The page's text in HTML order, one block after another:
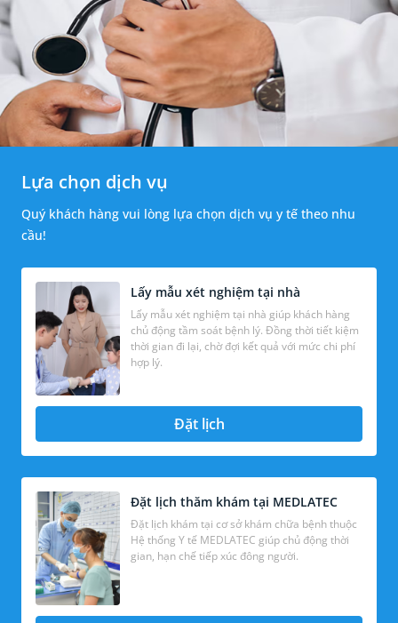
Lựa chọn dịch vụ
Quý khách hàng vui lòng lựa chọn dịch vụ y tế theo nhu
cầu!
Lấy mẫu xét nghiệm tại nhà
Lấy mẫu xét nghiệm tại nhà giúp khách hàng
chủ động tầm soát bệnh lý. Đồng thời tiết kiệm
thời gian đi lại, chờ đợi kết quả với mức chi phí
hợp lý.
Đặt lịch
Đặt lịch thăm khám tại MEDLATEC
Đặt lịch khám tại cơ sở khám chữa bệnh thuộc
Hệ thống Y tế MEDLATEC giúp chủ động thời
gian, hạn chế tiếp xúc đông người.